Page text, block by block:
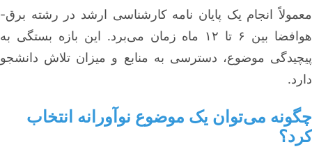
معمولاً انجام یک پایان نامه کارشناسی ارشد در رشته برق-
هوافضا بین ۶ تا ۱۲ ماه زمان می‌برد. این بازه بستگی به
پیچیدگی موضوع، دسترسی به منابع و میزان تلاش دانشجو
دارد.
چگونه می‌توان یک موضوع نوآورانه انتخاب
کرد؟